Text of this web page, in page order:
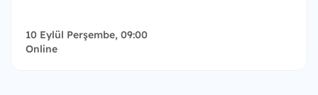
10 Eylül Perşembe, 09:00
Online